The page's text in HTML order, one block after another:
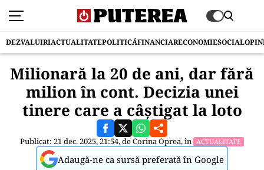
DEZVALUIRIACTUALITATEPOLITICĂFINANCIARECONOMIESOCIAL
Milionară la 20 de ani, dar fără
milion în cont. Decizia unei
tinere care a câștigat la loto
Publicat: 21 dec. 2025, 21:54, deCorina Oprea, în ACTUALITATE
Adaugă-ne ca sursă preferată în Google